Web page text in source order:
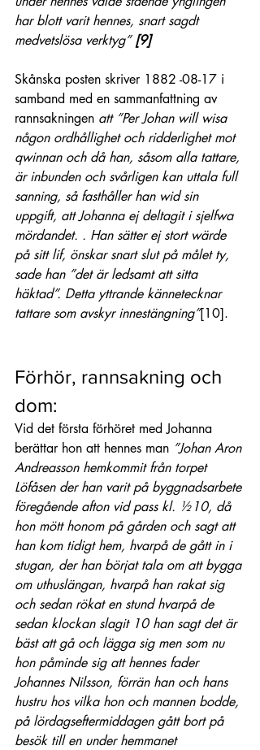
har blott varit hennes, snart sagdt
medvetslösa verktyg” [9]
Skånska posten skriver 1882 -08-17 i
samband med en sammanfattning av
rannsakningen att ”Per Johan will wisa
någon ordhållighet och ridderlighet mot
qwinnan och då han, såsom alla tattare,
är inbunden och svårligen kan uttala full
sanning, så fasthåller han wid sin
uppgift, att Johanna ej deltagit i sjelfwa
mördandet. . Han sätter ej stort wärde
på sitt lif, önskar snart slut på målet ty,
sade han ”det är ledsamt att sitta
häktad”. Detta yttrande kännetecknar
tattare som avskyr innestängning”[10].
Förhör, rannsakning och
dom:
Vid det första förhöret med Johanna
berättar hon att hennes man ”Johan Aron
Andreasson hemkommit från torpet
Löfåsen der han varit på byggnadsarbete
föregående afton vid pass kl. ½10, då
hon mött honom på gården och sagt att
han kom tidigt hem, hvarpå de gått in i
stugan, der han börjat tala om att bygga
om uthuslängan, hvarpå han rakat sig
och sedan rökat en stund hvarpå de
sedan klockan slagit 10 han sagt det är
bäst att gå och lägga sig men som nu
hon påminde sig att hennes fader
Johannes Nilsson, förrän han och hans
hustru hos vilka hon och mannen bodde,
på lördagseftermiddagen gått bort på
besök till en under hemmanet